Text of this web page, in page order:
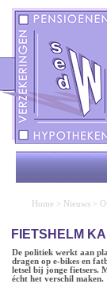
Home > Nieuws >
FIETSHELM
De politiek werkt aan
dragen op e-bikes en
letsel bij jonge fietsers.
écht het verschil maken.